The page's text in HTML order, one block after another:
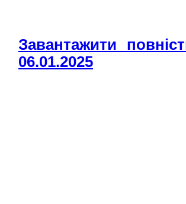
Завантажити
06.01.2025